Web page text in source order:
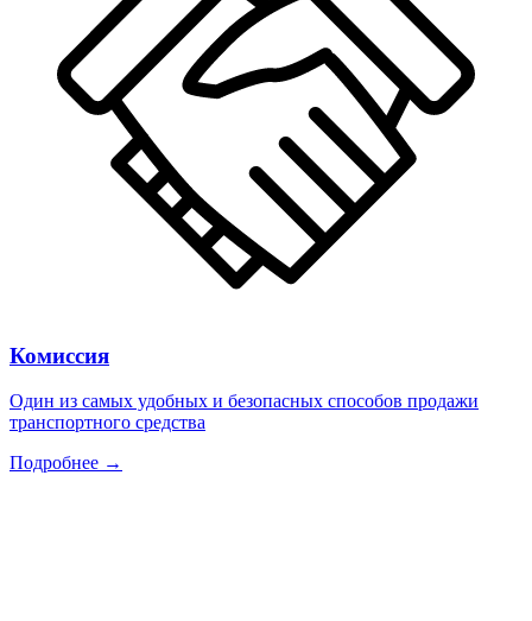
Комиссия
Один из самых удобных и безопасных способов продажи
транспортного средства
Подробнее →